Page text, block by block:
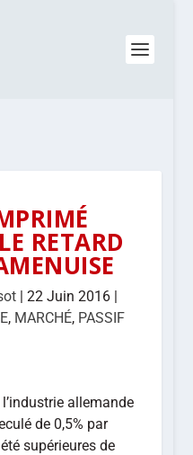
RETARD
| 22 Juin 2016|
, MARCHÉ, PASSIF
allemande
de 0,5% par
supérieures de